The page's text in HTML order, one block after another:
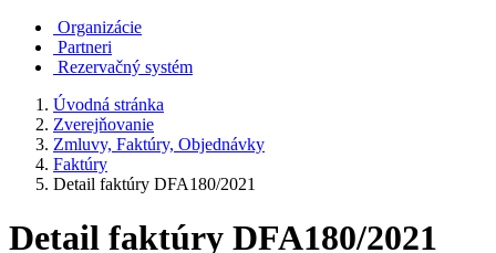
Organizácie
Partneri
Rezervačný systém
Úvodná stránka
Zverejňovanie
Zmluvy, Faktúry, Objednávky
Faktúry
Detail faktúry DFA180/2021
Detail faktúry DFA180/2021